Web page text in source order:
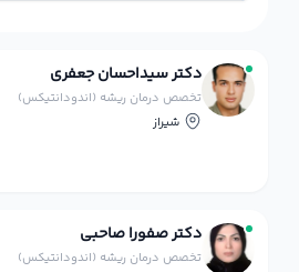
دکتر سیداحسان جعفری
تخصص درمان ریشه (اندودانتیکس)
شیراز
دکتر صفورا صاحبی
تخصص درمان ریشه (اندودانتیکس)